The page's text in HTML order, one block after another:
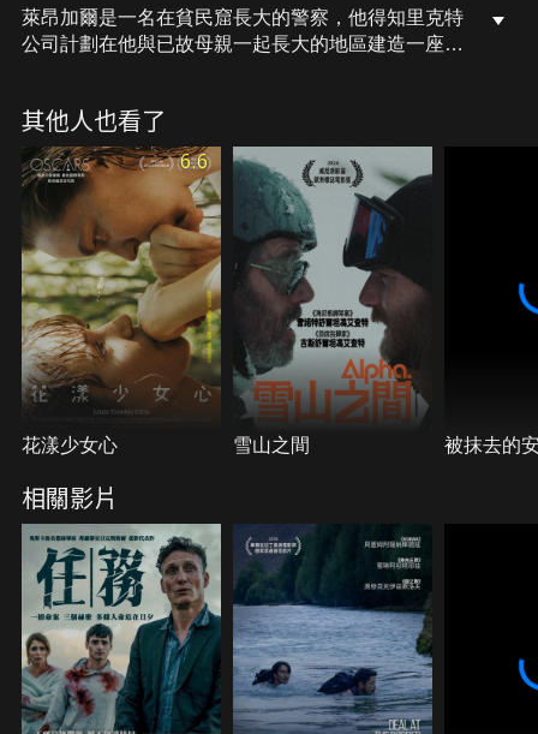
萊昂加爾是一名在貧民窟長大的警察，他得知里克特
公司計劃在他與已故母親一起長大的地區建造一座豪
與者之一，得知購買這塊土地是一筆不正當的交易。
其他人也看了
6.6
花漾少女心 雪山之間 被抹去的
相關影片